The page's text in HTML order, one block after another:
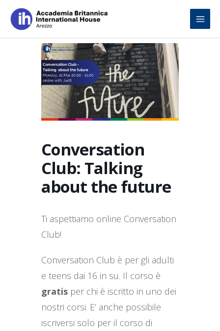
content
Conversation
Club: Talking
about the future
Ti aspettiamo online Conversation
Club!
Conversation Club è per gli adulti
e teens dai 16 in su. Il corso è
gratis per chi è iscritto in uno dei
nostri corsi. E’ anche possibile
iscriversi solo per il corso di